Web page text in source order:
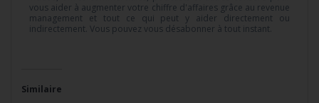
vous aider à augmenter votre chiffre d'affaires grâce au revenue
management et tout ce qui peut y aider directement ou
indirectement. Vous pouvez vous désabonner à tout instant.
Similaire